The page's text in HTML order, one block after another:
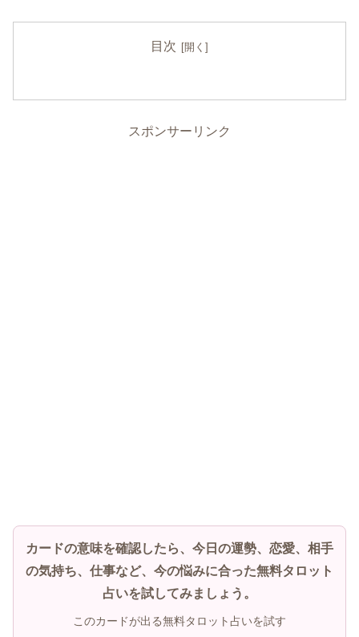
目次
スポンサーリンク
カードの意味を確認したら、今日の運勢、恋愛、相手
の気持ち、仕事など、今の悩みに合った無料タロット
占いを試してみましょう。
このカードが出る無料タロット占いを試す